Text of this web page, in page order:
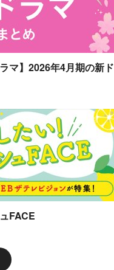
ラマ】2026年4月期の新ド
FACE